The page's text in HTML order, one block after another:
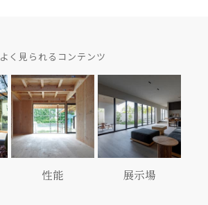
よく見られるコンテンツ
性能 展示場